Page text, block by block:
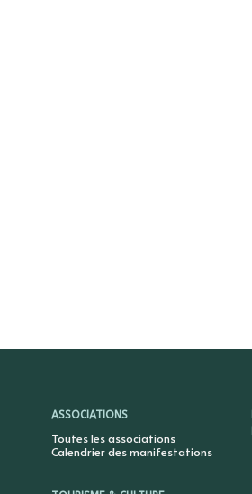
ASSOCIATIONS
Toutes les associations
Calendrier des manifestations